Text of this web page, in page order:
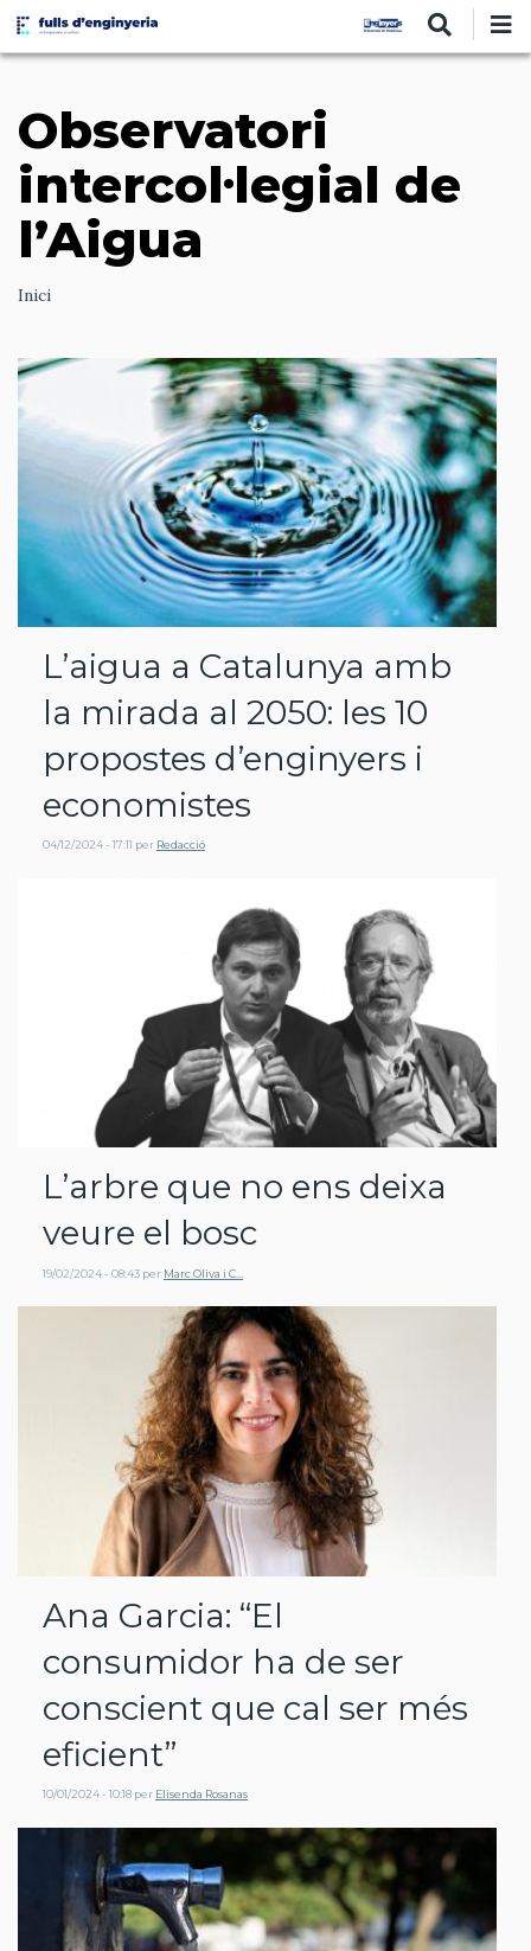
Vés
contingut
Observatori
intercol·legial de
l’Aigua
Ruta
navegació
Inici
L’aigua a Catalunya amb
la mirada al 2050: les 10
propostes d’enginyers i
economistes
04/12/2024 - 17:11 per Redacció
L’arbre que no ens deixa
veure el bosc
19/02/2024 - 08:43 per Marc Oliva i C…
Ana Garcia: “El
consumidor ha de ser
conscient que cal ser més
eficient”
10/01/2024 - 10:18 per Elisenda Rosanas